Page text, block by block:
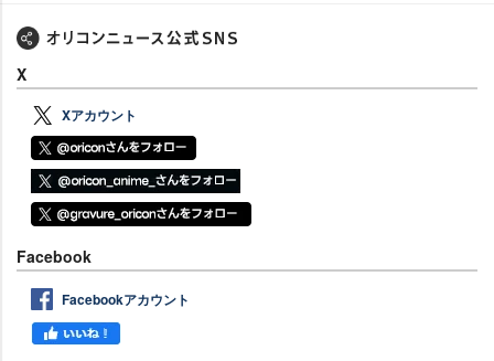
X
Xアカウント
Facebook
Facebookアカウント